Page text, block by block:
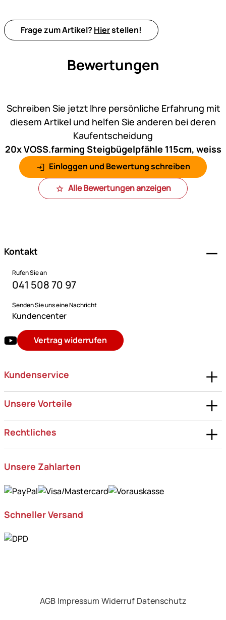
Frage zum Artikel? Hierstellen!
Bewertungen
Schreiben Sie jetzt Ihre persönliche Erfahrung mit
diesem Artikel und helfen Sie anderen bei deren
Kaufentscheidung
20x VOSS.farming Steigbügelpfähle 115cm, weiss
Einloggen und Bewertung schreiben
Alle Bewertungen anzeigen
Kontakt
Rufen Sie an
041 508 70 97
Senden Sie uns eine Nachricht
Kundencenter
Vertrag widerrufen
Kundenservice
Unsere Vorteile
Rechtliches
Unsere Zahlarten
Schneller Versand
AGB Impressum Widerruf Datenschutz